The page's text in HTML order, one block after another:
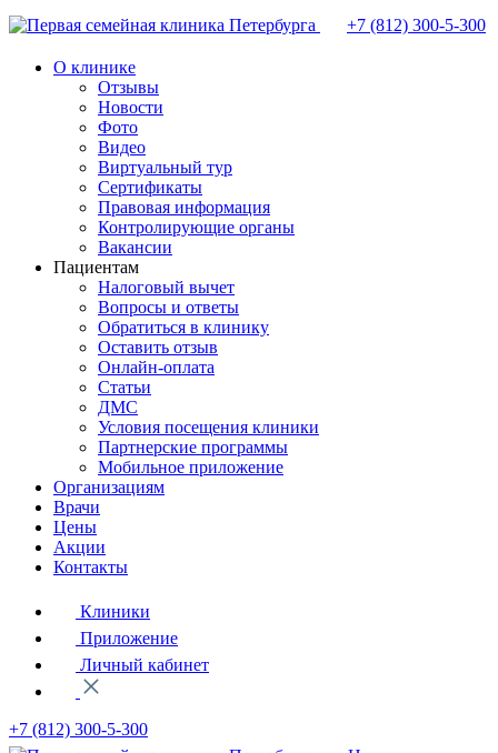
+7 (812) 300-5-300
О клинике
Отзывы
Новости
Фото
Видео
Виртуальный тур
Сертификаты
Правовая информация
Контролирующие органы
Вакансии
Пациентам
Налоговый вычет
Вопросы и ответы
Обратиться в клинику
Оставить отзыв
Онлайн-оплата
Статьи
ДМС
Условия посещения клиники
Партнерские программы
Мобильное приложение
Организациям
Врачи
Цены
Акции
Контакты
Клиники
Приложение
Личный кабинет
+7 (812) 300-5-300